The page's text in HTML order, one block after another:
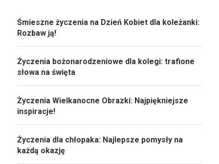
Śmieszne życzenia na Dzień Kobiet dla koleżanki:
Rozbaw ją!
Życzenia bożonarodzeniowe dla kolegi: trafione
słowa na święta
Życzenia Wielkanocne Obrazki: Najpiękniejsze
inspiracje!
Życzenia dla chłopaka: Najlepsze pomysły na
każdą okazję